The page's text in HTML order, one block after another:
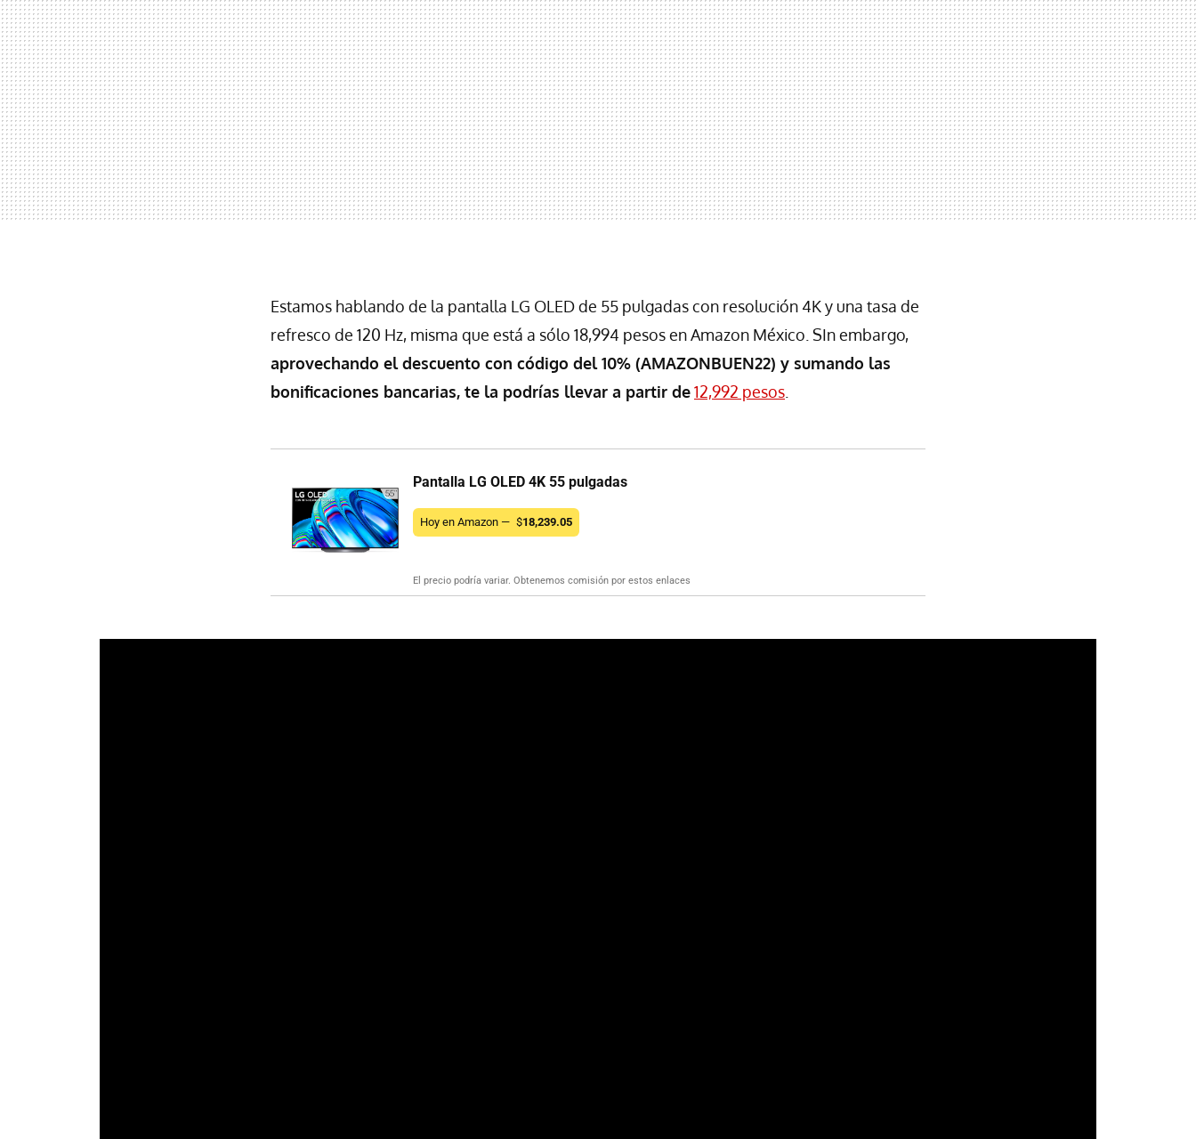
Estamos hablando de la pantalla LG OLED de 55 pulgadas con resolución 4K y una tasa de
refresco de 120 Hz, misma que está a sólo 18,994 pesos en Amazon México. SIn embargo,
aprovechando el descuento con código del 10% (AMAZONBUEN22) y sumando las
bonificaciones bancarias, te la podrías llevar a partir de12,992 pesos
Pantalla LG OLED 4K 55 pulgadas
Hoy en Amazon — $18,239.05
El precio podría variar. Obtenemos comisión por estos enlaces